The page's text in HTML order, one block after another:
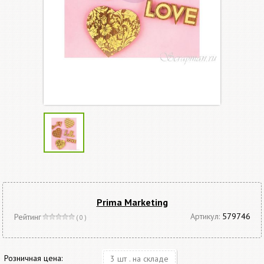
Prima Marketing
Рейтинг ( 0 ) Артикул: 579746
Розничная цена: 3 шт . на складе